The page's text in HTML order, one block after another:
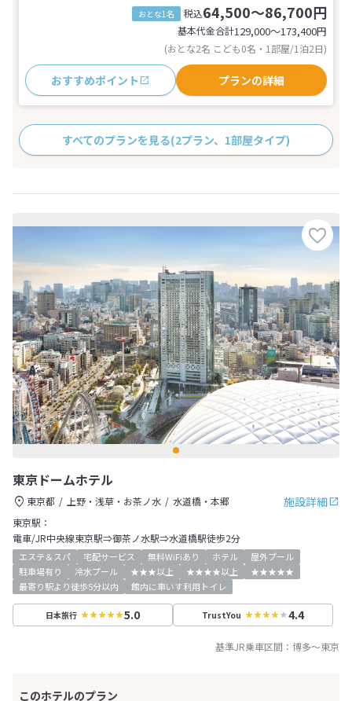
おとな1名 税込64,500～86,700円
基本代金合計129,000〜173,400円
(おとな2名 こども0名・1部屋/1泊2日)
おすすめポイント プランの詳細
すべてのプランを見る(2プラン、1部屋タイプ)
東京ドームホテル
施設詳細
東京都 上野・浅草・お茶ノ水
水道橋・本郷
東京駅：
電車/JR中央線東京駅⇒御茶ノ水駅⇒水道橋駅徒歩2分
エステ＆スパ 宅配サービス 無料WiFiあり ホテル
屋外プール
駐車場有り
冷水プール ★★★以上 ★★★★以上
★★★★★
最寄り駅より徒歩5分以内
館内に車いす利用トイレ
日本旅行 5.0 TrustYou 4.4
基準JR乗車区間： 博多～東京